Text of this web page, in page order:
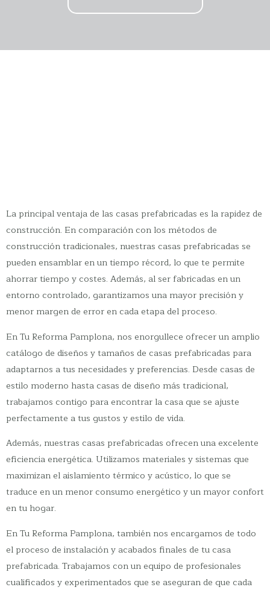
La principal ventaja de las casas prefabricadas es la rapidez de
construcción. En comparación con los métodos de
construcción tradicionales, nuestras casas prefabricadas se
pueden ensamblar en un tiempo récord, lo que te permite
ahorrar tiempo y costes. Además, al ser fabricadas en un
entorno controlado, garantizamos una mayor precisión y
menor margen de error en cada etapa del proceso.
En Tu Reforma Pamplona, nos enorgullece ofrecer un amplio
catálogo de diseños y tamaños de casas prefabricadas para
adaptarnos a tus necesidades y preferencias. Desde casas de
estilo moderno hasta casas de diseño más tradicional,
trabajamos contigo para encontrar la casa que se ajuste
perfectamente a tus gustos y estilo de vida.
Además, nuestras casas prefabricadas ofrecen una excelente
eficiencia energética. Utilizamos materiales y sistemas que
maximizan el aislamiento térmico y acústico, lo que se
traduce en un menor consumo energético y un mayor confort
en tu hogar.
En Tu Reforma Pamplona, también nos encargamos de todo
el proceso de instalación y acabados finales de tu casa
prefabricada. Trabajamos con un equipo de profesionales
cualificados y experimentados que se aseguran de que cada